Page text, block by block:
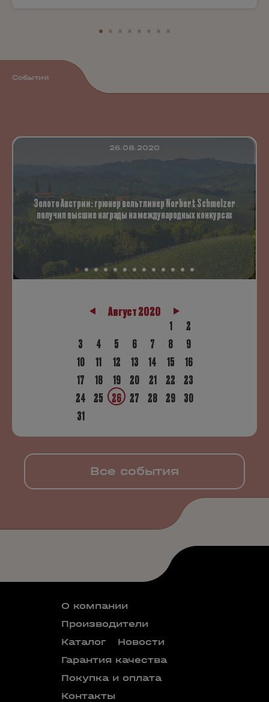
События
26.08.2020
Золото Австрии: грюнер вельтлинер Norbert Schmelzer
получил высшие награды на международных конкурсах
Август 2020
1
2
3
4 5 6 7 8
9
10
11 12 13 14 15
16
17
18 19 20 21 22 23
24 25 26 27 28 29 30
31
Все события
О компании
Производители
Каталог
Новости
Гарантия качества
Покупка и оплата
Контакты